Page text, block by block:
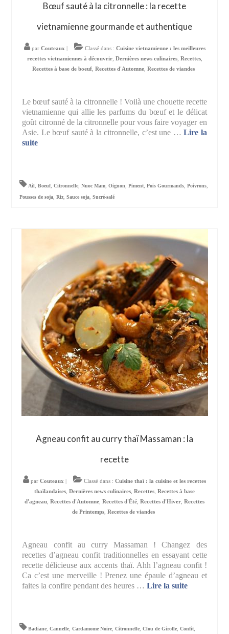
Bœuf sauté à la citronnelle : la recette
vietnamienne gourmande et authentique
par Couteaux Classé dans : Cuisine vietnamienne : les meilleures
recettes vietnamiennes à découvrir, Dernières news culinaires, Recettes,
Recettes à base de boeuf, Recettes d'Automne, Recettes de viandes
Le bœuf sauté à la citronnelle ! Voilà une chouette recette
vietnamienne qui allie les parfums du bœuf et le délicat
goût citronné de la citronnelle pour vous faire voyager en
Asie. Le bœuf sauté à la citronnelle, c’est une …Lire la
suite­­
Ail,Boeuf,Citronnelle,Nuoc Mam,Oignon,Piment,Pois Gourmands,Poivrons,
Pousses de soja,Riz,Sauce soja,Sucré-salé
Agneau confit au curry thaï Massaman : la
recette
par Couteaux Classé dans : Cuisine thaï : la cuisine et les recettes
thaïlandaises Dernières news culinaires Recettes Recettes à base
d'agneau Recettes d'Automne Recettes d'Été Recettes d'Hiver Recettes
de Printemps, Recettes de viandes
Agneau confit au curry Massaman ! Changez des
recettes d’agneau confit traditionnelles en essayant cette
recette délicieuse aux accents thaï. Ahh l’agneau confit !
Ca c’est une merveille ! Prenez une épaule d’agneau et
faites la confire pendant des heures …Lire la suite­­
Badiane,Cannelle,Cardamome Noire,Citronnelle,Clou de Girofle,Confit,